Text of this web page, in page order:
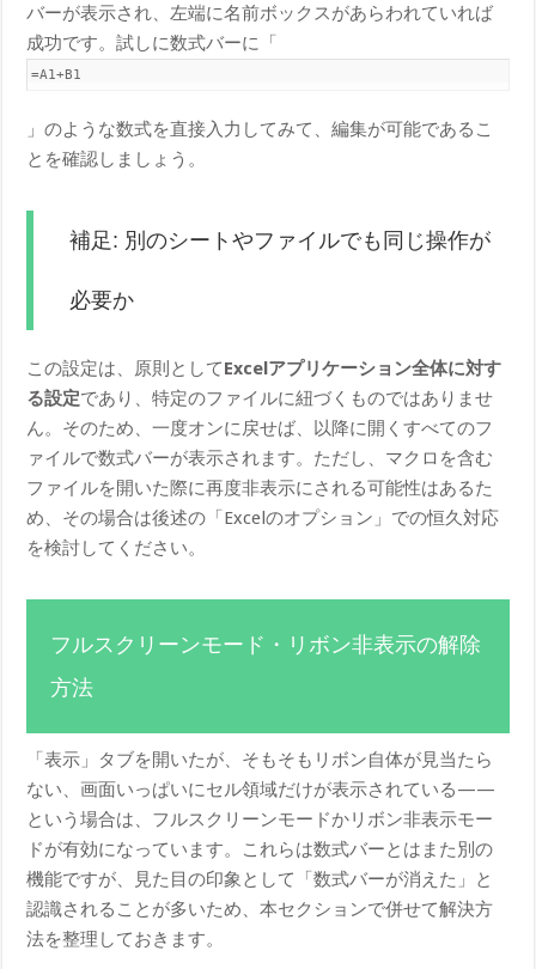
バーが表示され、左端に名前ボックスがあらわれていれば
成功です。試しに数式バーに「
=A1+B1
」のような数式を直接入力してみて、編集が可能であるこ
とを確認しましょう。
補足: 別のシートやファイルでも同じ操作が
必要か
この設定は、原則としてExcelアプリケーション全体に対す
る設定であり、特定のファイルに紐づくものではありませ
ん。そのため、一度オンに戻せば、以降に開くすべてのフ
ァイルで数式バーが表示されます。ただし、マクロを含む
ファイルを開いた際に再度非表示にされる可能性はあるた
め、その場合は後述の「Excelのオプション」での恒久対応
を検討してください。
フルスクリーンモード・リボン非表示の解除
方法
「表示」タブを開いたが、そもそもリボン自体が見当たら
ない、画面いっぱいにセル領域だけが表示されている——
という場合は、フルスクリーンモードかリボン非表示モー
ドが有効になっています。これらは数式バーとはまた別の
機能ですが、見た目の印象として「数式バーが消えた」と
認識されることが多いため、本セクションで併せて解決方
法を整理しておきます。